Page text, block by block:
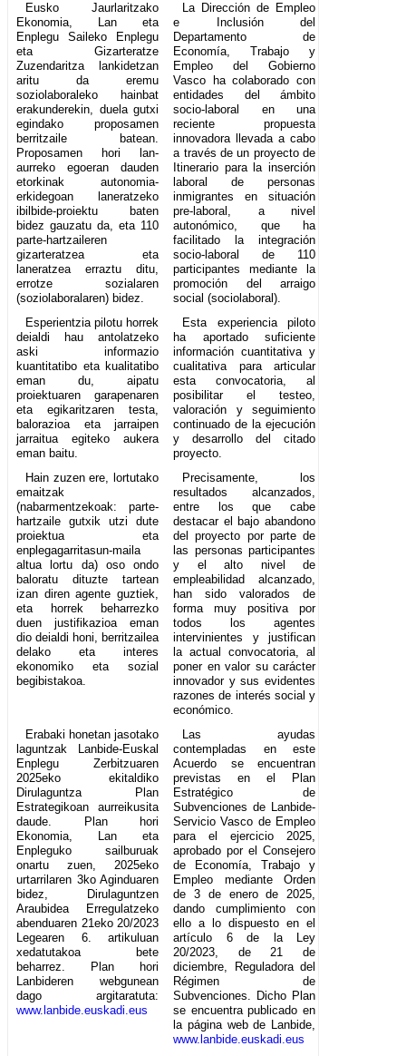
Eusko Jaurlaritzako
Ekonomia, Lan eta
Enplegu Saileko Enplegu
eta Gizarteratze
Zuzendaritza lankidetzan
aritu da eremu
soziolaboraleko hainbat
erakunderekin, duela gutxi
egindako proposamen
berritzaile batean.
Proposamen hori lan-
aurreko egoeran dauden
etorkinak autonomia-
erkidegoan laneratzeko
ibilbide-proiektu baten
bidez gauzatu da, eta 110
parte-hartzaileren
gizarteratzea eta
laneratzea erraztu ditu,
errotze sozialaren
(soziolaboralaren) bidez.
La Dirección de Empleo
e Inclusión del
Departamento de
Economía, Trabajo y
Empleo del Gobierno
Vasco ha colaborado con
entidades del ámbito
socio-laboral en una
reciente propuesta
innovadora llevada a cabo
a través de un proyecto de
Itinerario para la inserción
laboral de personas
inmigrantes en situación
pre-laboral, a nivel
autonómico, que ha
facilitado la integración
socio-laboral de 110
participantes mediante la
promoción del arraigo
social (sociolaboral).
Esperientzia pilotu horrek
deialdi hau antolatzeko
aski informazio
kuantitatibo eta kualitatibo
eman du, aipatu
proiektuaren garapenaren
eta egikaritzaren testa,
balorazioa eta jarraipen
jarraitua egiteko aukera
eman baitu.
Esta experiencia piloto
ha aportado suficiente
información cuantitativa y
cualitativa para articular
esta convocatoria, al
posibilitar el testeo,
valoración y seguimiento
continuado de la ejecución
y desarrollo del citado
proyecto.
Hain zuzen ere, lortutako
emaitzak
(nabarmentzekoak: parte-
hartzaile gutxik utzi dute
proiektua eta
enplegagarritasun-maila
altua lortu da) oso ondo
baloratu dituzte tartean
izan diren agente guztiek,
eta horrek beharrezko
duen justifikazioa eman
dio deialdi honi, berritzailea
delako eta interes
ekonomiko eta sozial
begibistakoa.
Precisamente, los
resultados alcanzados,
entre los que cabe
destacar el bajo abandono
del proyecto por parte de
las personas participantes
y el alto nivel de
empleabilidad alcanzado,
han sido valorados de
forma muy positiva por
todos los agentes
intervinientes y justifican
la actual convocatoria, al
poner en valor su carácter
innovador y sus evidentes
razones de interés social y
económico.
Erabaki honetan jasotako
laguntzak Lanbide-Euskal
Enplegu Zerbitzuaren
2025eko ekitaldiko
Dirulaguntza Plan
Estrategikoan aurreikusita
daude. Plan hori
Ekonomia, Lan eta
Enpleguko sailburuak
onartu zuen, 2025eko
urtarrilaren 3ko Aginduaren
bidez, Dirulaguntzen
Araubidea Erregulatzeko
abenduaren 21eko 20/2023
Legearen 6. artikuluan
xedatutakoa bete
beharrez. Plan hori
Lanbideren webgunean
dago argitaratuta:
www.lanbide.euskadi.eus
Las ayudas
contempladas en este
Acuerdo se encuentran
previstas en el Plan
Estratégico de
Subvenciones de Lanbide-
Servicio Vasco de Empleo
para el ejercicio 2025,
aprobado por el Consejero
de Economía, Trabajo y
Empleo mediante Orden
de 3 de enero de 2025,
dando cumplimiento con
ello a lo dispuesto en el
artículo 6 de la Ley
20/2023, de 21 de
diciembre, Reguladora del
Régimen de
Subvenciones. Dicho Plan
se encuentra publicado en
la página web de Lanbide,
www.lanbide.euskadi.eus